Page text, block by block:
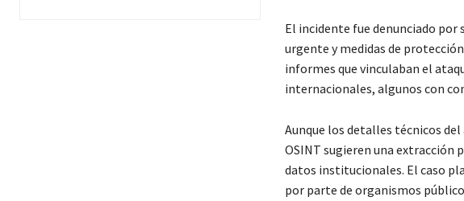
El incidente fue denunciado
urgente y medidas de
informes que vinculaban el
internacionales, algunos con
Aunque los detalles técnicos
OSINT sugieren una extracción
datos institucionales. El caso
por parte de organismos